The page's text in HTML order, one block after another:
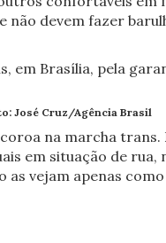
devem fazer
José Cruz/Agência Brasil
na marcha trans.
em situação de
as vejam apenas